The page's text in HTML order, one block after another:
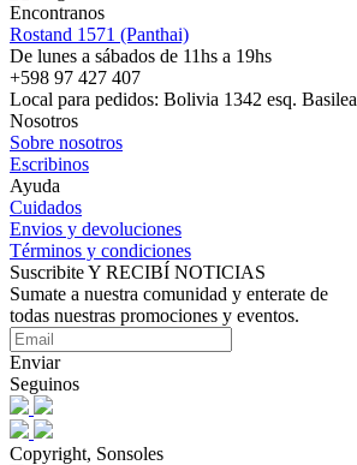
Encontranos
Rostand 1571 (Panthai)
De lunes a sábados de 11hs a 19hs
+598 97 427 407
Local para pedidos: Bolivia 1342 esq. Basilea
Nosotros
Sobre nosotros
Escribinos
Ayuda
Cuidados
Envios y devoluciones
Términos y condiciones
Suscribite Y RECIBÍ NOTICIAS
Sumate a nuestra comunidad y enterate de
todas nuestras promociones y eventos.
Enviar
Seguinos
Copyright, Sonsoles